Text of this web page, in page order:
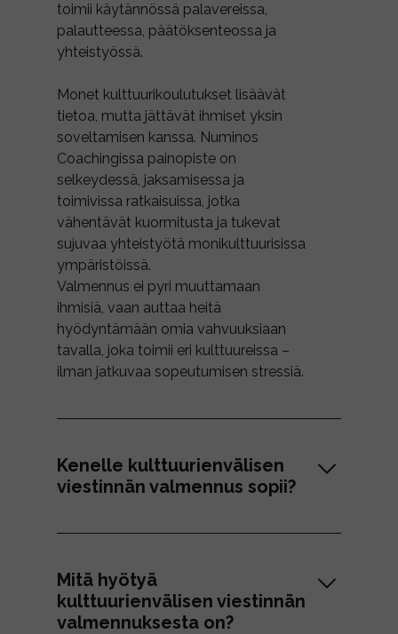
toimii käytännössä palavereissa,
palautteessa, päätöksenteossa ja
yhteistyössä.
Monet kulttuurikoulutukset lisäävät
tietoa, mutta jättävät ihmiset yksin
soveltamisen kanssa. Numinos
Coachingissa painopiste on
selkeydessä, jaksamisessa ja
toimivissa ratkaisuissa, jotka
vähentävät kuormitusta ja tukevat
sujuvaa yhteistyötä monikulttuurisissa
ympäristöissä.
Valmennus ei pyri muuttamaan
ihmisiä, vaan auttaa heitä
hyödyntämään omia vahvuuksiaan
tavalla, joka toimii eri kulttuureissa –
ilman jatkuvaa sopeutumisen stressiä.
Kenelle kulttuurienvälisen
viestinnän valmennus sopii?
Mitä hyötyä
kulttuurienvälisen viestinnän
valmennuksesta on?